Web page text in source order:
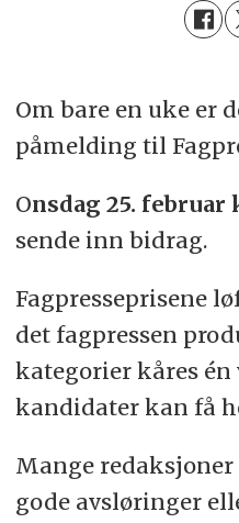
Om bare en uke er
påmelding til
Onsdag 25. februar
sende inn bidrag.
Fagpresseprisene
det fagpressen
kategorier kåres
kandidater kan få
Mange
gode avsløringer